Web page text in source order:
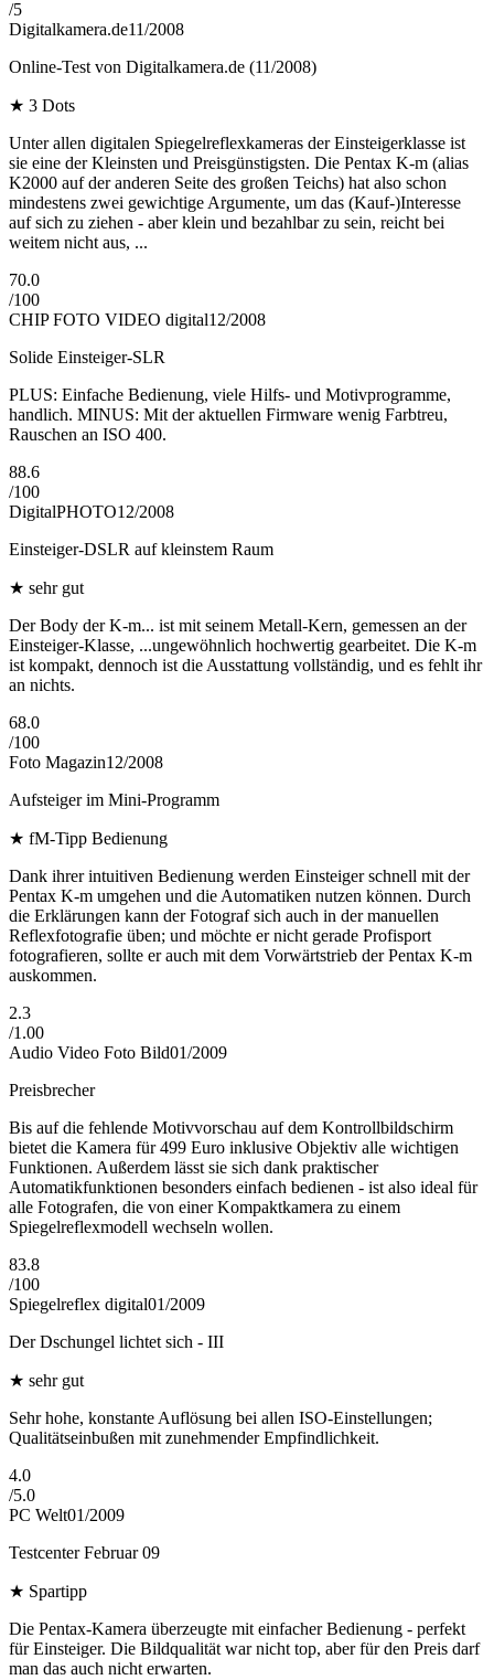
/5
Digitalkamera.de11/2008
Online-Test von Digitalkamera.de (11/2008)
★ 3 Dots
Unter allen digitalen Spiegelreflexkameras der Einsteigerklasse ist
sie eine der Kleinsten und Preisgünstigsten. Die Pentax K-m (alias
K2000 auf der anderen Seite des großen Teichs) hat also schon
mindestens zwei gewichtige Argumente, um das (Kauf-)Interesse
auf sich zu ziehen - aber klein und bezahlbar zu sein, reicht bei
weitem nicht aus, ...
70.0
/100
CHIP FOTO VIDEO digital12/2008
Solide Einsteiger-SLR
PLUS: Einfache Bedienung, viele Hilfs- und Motivprogramme,
handlich. MINUS: Mit der aktuellen Firmware wenig Farbtreu,
Rauschen an ISO 400.
88.6
/100
DigitalPHOTO12/2008
Einsteiger-DSLR auf kleinstem Raum
★ sehr gut
Der Body der K-m... ist mit seinem Metall-Kern, gemessen an der
Einsteiger-Klasse, ...ungewöhnlich hochwertig gearbeitet. Die K-m
ist kompakt, dennoch ist die Ausstattung vollständig, und es fehlt ihr
an nichts.
68.0
/100
Foto Magazin12/2008
Aufsteiger im Mini-Programm
★ fM-Tipp Bedienung
Dank ihrer intuitiven Bedienung werden Einsteiger schnell mit der
Pentax K-m umgehen und die Automatiken nutzen können. Durch
die Erklärungen kann der Fotograf sich auch in der manuellen
Reflexfotografie üben; und möchte er nicht gerade Profisport
fotografieren, sollte er auch mit dem Vorwärtstrieb der Pentax K-m
auskommen.
2.3
/1.00
Audio Video Foto Bild01/2009
Preisbrecher
Bis auf die fehlende Motivvorschau auf dem Kontrollbildschirm
bietet die Kamera für 499 Euro inklusive Objektiv alle wichtigen
Funktionen. Außerdem lässt sie sich dank praktischer
Automatikfunktionen besonders einfach bedienen - ist also ideal für
alle Fotografen, die von einer Kompaktkamera zu einem
Spiegelreflexmodell wechseln wollen.
83.8
/100
Spiegelreflex digital01/2009
Der Dschungel lichtet sich - III
★ sehr gut
Sehr hohe, konstante Auflösung bei allen ISO-Einstellungen;
Qualitätseinbußen mit zunehmender Empfindlichkeit.
4.0
/5.0
PC Welt01/2009
Testcenter Februar 09
★ Spartipp
Die Pentax-Kamera überzeugte mit einfacher Bedienung - perfekt
für Einsteiger. Die Bildqualität war nicht top, aber für den Preis darf
man das auch nicht erwarten.